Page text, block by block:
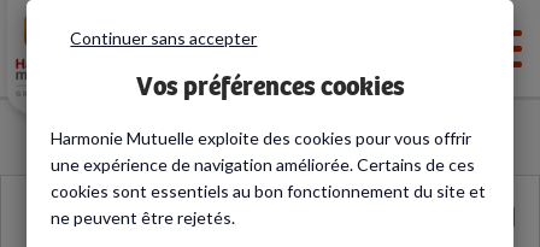
Vos préférences cookies
Harmonie Mutuelle exploite des cookies pour vous offrir
une expérience de navigation améliorée. Certains de ces
cookies sont essentiels au bon fonctionnement du site et
ne peuvent être rejetés.
Continuer sans accepter